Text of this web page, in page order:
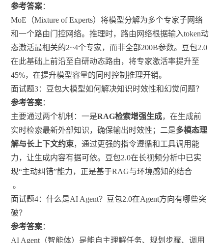
参考答案：
MoE（Mixture of Experts）将模型分解为多个专家子网络
和一个路由门控网络。推理时，路由网络根据输入token动
态激活最相关的2~4个专家，而非全部200B参数。豆包2.0
在此基础上前沿至自研动态路由，将专家激活率提升至
45%，在提升模型容量的同时控制推理开销。
面试题3：豆包大模型如何解决知识时效性和幻觉问题？
参考答案：
主要通过两个机制：一是RAG检索增强生成，在生成前
实时检索最新外部知识，确保输出时效性；二是多模态理
解与长上下文约束，通过更强的指令遵循和工具调用能
力，让生成内容有据可依。豆包2.0在长视频分析中已实
现“主动纠错”能力，正是基于RAG与环境感知的结合
。
面试题4：什么是AI Agent？豆包2.0在Agent方向有哪些突
破？
参考答案：
AI Agent（智能体）是能自主理解任务、规划步骤、调用